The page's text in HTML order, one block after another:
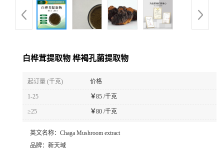
白桦茸提取物 桦褐孔菌提取物
起订量 (千克) 价格
1-25 ￥85 /千克
≥25 ￥80 /千克
英文名称： Chaga Mushroom extract
品牌： 新天域